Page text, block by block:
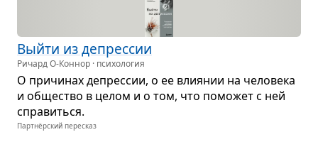
Выйти из депрес­сии
Ричард О-Коннор · психология
О при­чи­нах депрес­сии, о ее вли­я­нии на чело­века
и обще­ство в целом и о том, что помо­жет с ней
спра­виться.
Партнёрский пересказ